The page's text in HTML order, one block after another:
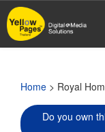
Skip
to
main
Home > Royal
Do you own